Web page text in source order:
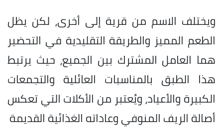
ويختلف الاسم من قرية إلى أخرى، لكن يظل
الطعم المميز والطريقة التقليدية في التحضير
هما العامل المشترك بين الجميع، حيث يرتبط
هذا الطبق بالمناسبات العائلية والتجمعات
الكبيرة والأعياد، ويُعتبر من الأكلات التي تعكس
أصالة الريف المنوفي وعاداته الغذائية القديمة